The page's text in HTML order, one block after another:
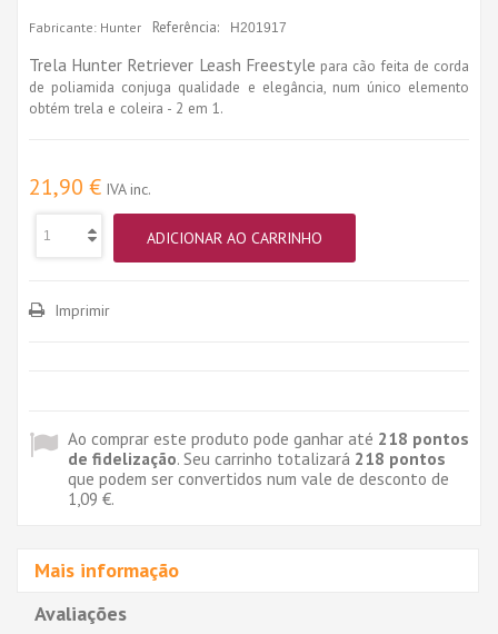
Fabricante: Hunter Referência: H201917
Trela Hunter Retriever Leash Freestyle para cão feita de corda
de poliamida conjuga qualidade e elegância, num único elemento
obtém trela e coleira - 2 em 1.
21,90 € IVA inc.
ADICIONAR AO CARRINHO
Imprimir
Ao comprar este produto pode ganhar até 218 pontos
de fidelização. Seu carrinho totalizará 218 pontos
que podem ser convertidos num vale de desconto de
1,09 €.
Mais informação
Avaliações